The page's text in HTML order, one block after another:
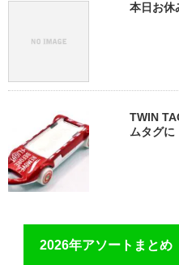
本日お休
TWIN
ムタグ
2026年アソートまとめ